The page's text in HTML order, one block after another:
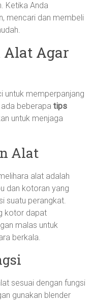
Ketika Anda
mencari dan membeli
Alat Agar
untuk memperpanjang
ada beberapatips
untuk menjaga
Alat
alat adalah
dan kotoran yang
suatu perangkat.
kotor dapat
malas untuk
berkala.
sesuai dengan fungsi
gunakan blender